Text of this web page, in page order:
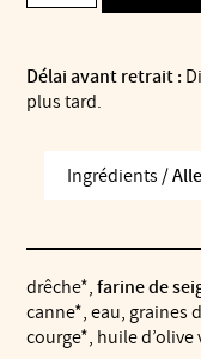
Crackers
Malté
Shoyu
caramel
Délai avant retrait :
plus tard.
Ingrédients /
drêche*,farine de
canne*, eau, graines
courge*, huile